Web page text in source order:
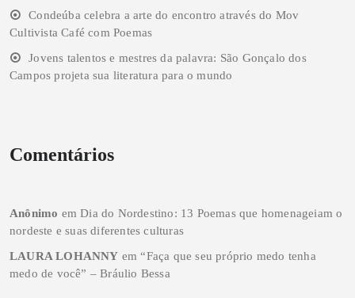
Condeúba celebra a arte do encontro através do Mov
Cultivista Café com Poemas
Jovens talentos e mestres da palavra: São Gonçalo dos
Campos projeta sua literatura para o mundo
Comentários
Anônimo emDia do Nordestino: 13 Poemas que homenageiam o
nordeste e suas diferentes culturas
LAURA LOHANNY em“Faça que seu próprio medo tenha
medo de você” – Bráulio Bessa